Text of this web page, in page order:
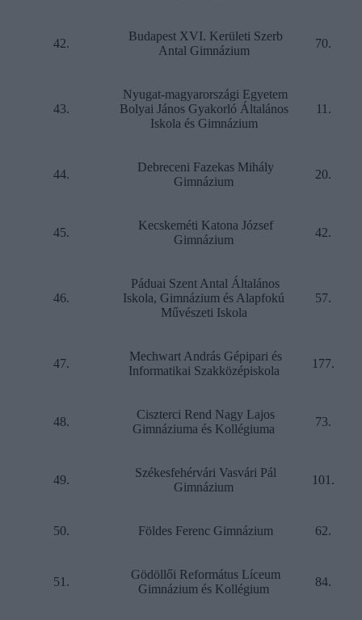
42.
Budapest XVI. Kerületi Szerb
Antal Gimnázium
70.
43.
Nyugat-magyarországi Egyetem
Bolyai János Gyakorló Általános
Iskola és Gimnázium
11.
44.
Debreceni Fazekas Mihály
Gimnázium
20.
45.
Kecskeméti Katona József
Gimnázium
42.
46.
Páduai Szent Antal Általános
Iskola, Gimnázium és Alapfokú
Művészeti Iskola
57.
47.
Mechwart András Gépipari és
Informatikai Szakközépiskola
177.
48.
Ciszterci Rend Nagy Lajos
Gimnáziuma és Kollégiuma
73.
49.
Székesfehérvári Vasvári Pál
Gimnázium
101.
50. Földes Ferenc Gimnázium 62.
51.
Gödöllői Református Líceum
Gimnázium és Kollégium
84.